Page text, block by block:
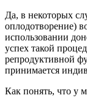
Да, в некоторых
оплодотворение)
использовании
успех такой
репродуктивной
принимается
Как понять, что у